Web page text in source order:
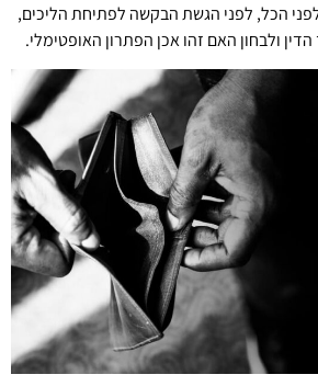
הכל, לפני הגשת הבקשה לפתיחת הליכים,
ולבחון האם זהו אכן הפתרון האופטימלי.